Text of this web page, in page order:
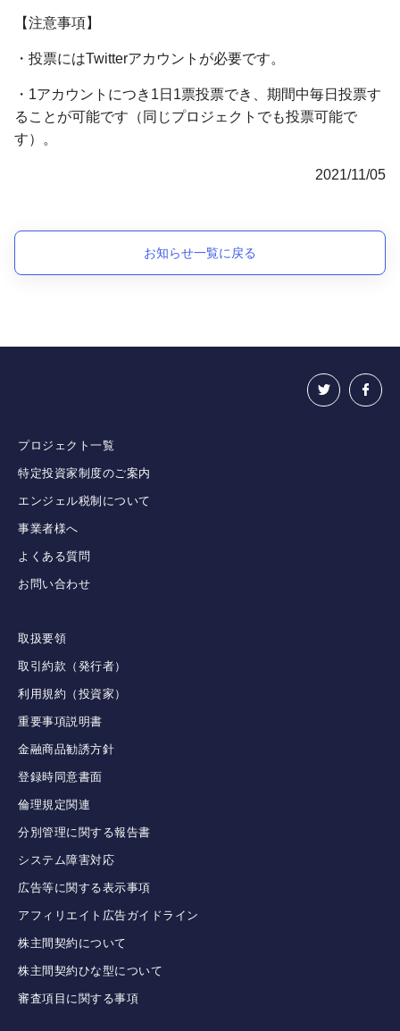
【注意事項】
・投票にはTwitterアカウントが必要です。
・1アカウントにつき1日1票投票でき、期間中毎日投票す
ることが可能です（同じプロジェクトでも投票可能で
す）。
2021/11/05
お知らせ一覧に戻る
プロジェクト一覧
特定投資家制度のご案内
エンジェル税制について
事業者様へ
よくある質問
お問い合わせ
取扱要領
取引約款（発行者）
利用規約（投資家）
重要事項説明書
金融商品勧誘方針
登録時同意書面
倫理規定関連
分別管理に関する報告書
システム障害対応
広告等に関する表示事項
アフィリエイト広告ガイドライン
株主間契約について
株主間契約ひな型について
審査項目に関する事項